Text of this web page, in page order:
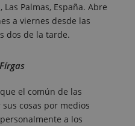
Palmas, España. Abre
a viernes desde las
dos de la tarde.
el común de las
cosas por medios
a los